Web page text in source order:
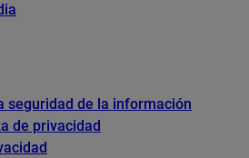
seguridad de la información
de privacidad